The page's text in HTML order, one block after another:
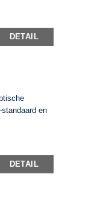
DETAIL
en
DETAIL